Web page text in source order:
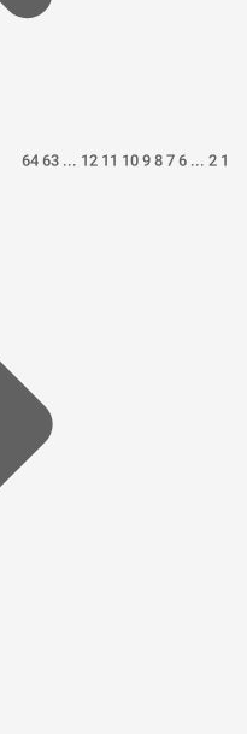
1
2
...
6
7
8
9
10
11
12
...
63
64